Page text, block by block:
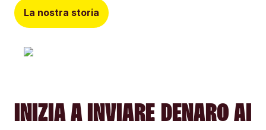
La nostra storia
INIZIA A INVIARE DENARO AI